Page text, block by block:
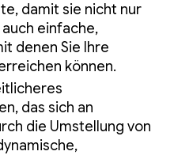
damit sie nicht nur
einfache,
denen Sie Ihre
können.
das sich an
die Umstellung von